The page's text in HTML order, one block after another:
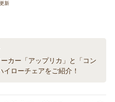
新
カー「アップリカ」と「コン
イローチェアをご紹介！